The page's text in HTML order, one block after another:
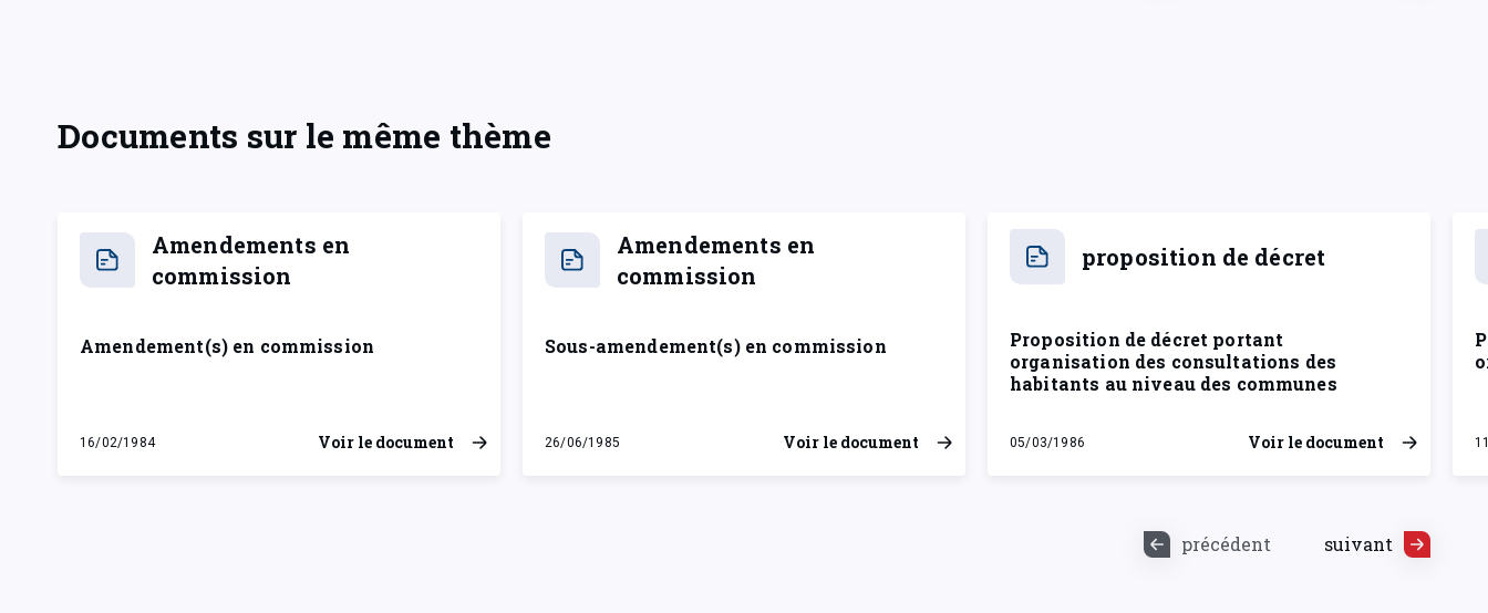
Documents sur le même thème
Amendements en
commission
Amendement(s) en commission
16/02/1984
jeudi 16 février 1984
Voir le document
Amendements en
commission
Sous-amendement(s) en commission
26/06/1985
mercredi 26 juin 1985
Voir le document
proposition de décret
Proposition de décret portant
organisation des consultations des
habitants au niveau des communes
05/03/1986
mercredi 5 mars 1986
Voir le document
précédent suivant